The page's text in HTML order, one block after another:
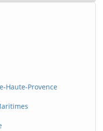
Haute-Provence